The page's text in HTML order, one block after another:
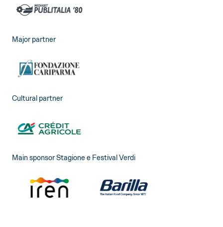
Major partner
Cultural partner
Main sponsor Stagione e Festival Verdi